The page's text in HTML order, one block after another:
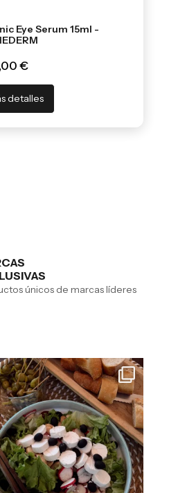
Eye Serum 15ml -
€
detalles
únicos de marcas líderes